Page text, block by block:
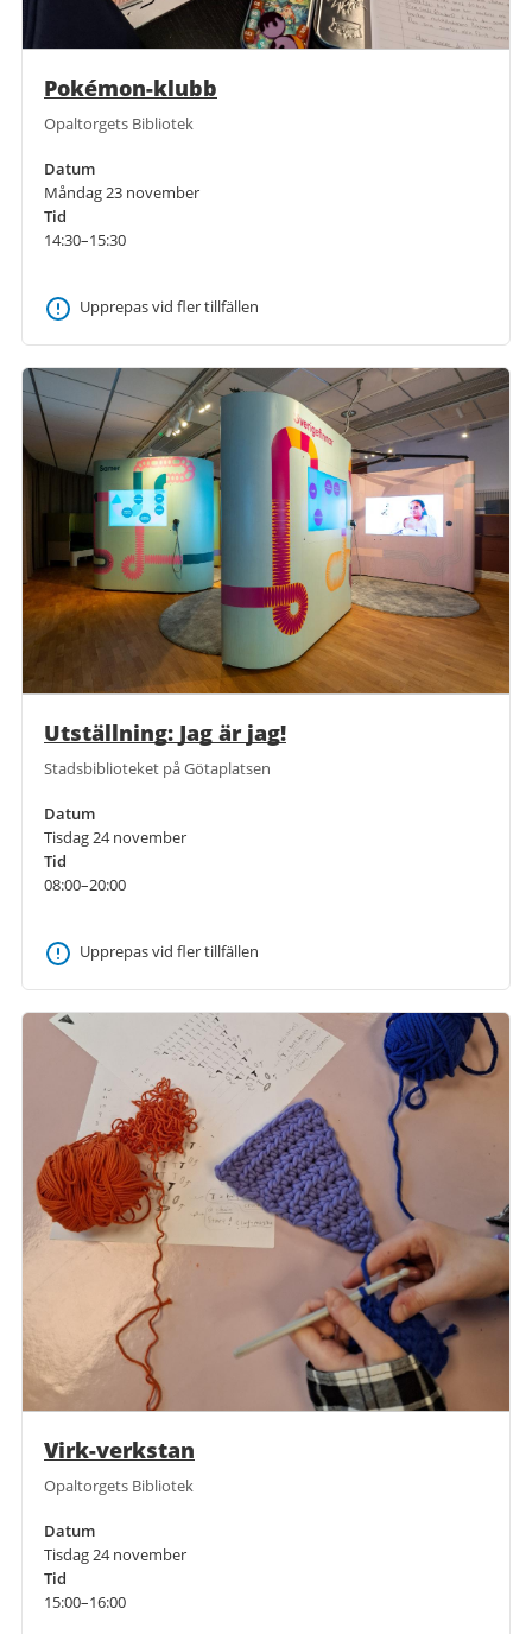
Pokémon-klubb
Opaltorgets Bibliotek
Datum
Måndag 23 november
Tid
14:30–15:30
Upprepas vid fler tillfällen
Utställning: Jag är jag!
Stadsbiblioteket på Götaplatsen
Datum
Tisdag 24 november
Tid
08:00–20:00
Upprepas vid fler tillfällen
Virk-verkstan
Opaltorgets Bibliotek
Datum
Tisdag 24 november
Tid
15:00–16:00